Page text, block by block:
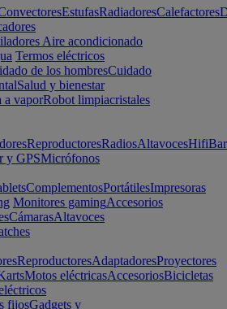
EstufasRadiadoresCalefactores
Aire acondicionado
Termos eléctricos
de los hombresCuidado
Salud y bienestar
a vaporRobot limpiacristales
ReproductoresRadiosAltavocesHifi
y GPSMicrófonos
ComplementosPortátilesImpresoras
Monitores gamingAccesorios
CámarasAltavoces
ReproductoresAdaptadoresProyectores
Motos eléctricasAccesoriosBicicletas
fijosGadgets y